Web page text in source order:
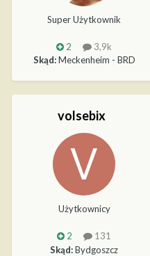
Super Użytkownik
2
3,9k
Skąd:Meckenheim - BRD
volsebix
Użytkownicy
2
131
Skąd:Bydgoszcz